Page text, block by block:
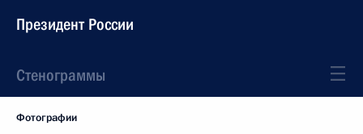
Президент России
Стенограммы
Фотографии